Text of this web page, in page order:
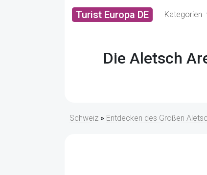
Turist Europa DE Kategorien
Die Aletsch
Schweiz » Entdecken des Großen